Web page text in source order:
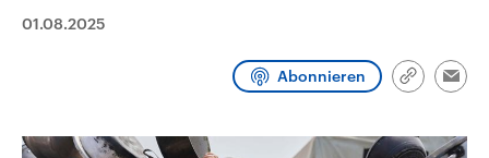
01.08.2025
Abonnieren
Link